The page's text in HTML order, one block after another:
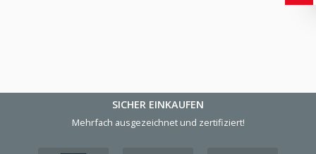
SICHER EINKAUFEN
Mehrfach ausgezeichnet und zertifiziert!